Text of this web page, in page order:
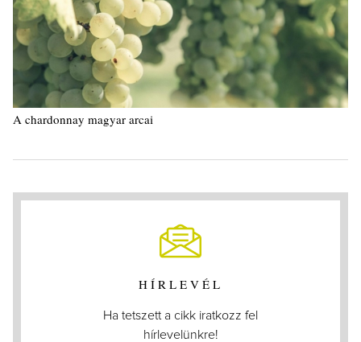
A chardonnay magyar arcai
HÍRLEVÉL
Ha tetszett a cikk iratkozz fel
hírlevelünkre!